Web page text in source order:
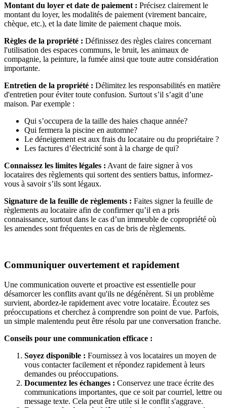
Montant du loyer et date de paiement : Précisez clairement le
montant du loyer, les modalités de paiement (virement bancaire,
chèque, etc.), et la date limite de paiement chaque mois.
Règles de la propriété : Définissez des règles claires concernant
l'utilisation des espaces communs, le bruit, les animaux de
compagnie, la peinture, la fumée ainsi que toute autre considération
importante.
Entretien de la propriété : Délimitez les responsabilités en matière
d'entretien pour éviter toute confusion. Surtout s’il s’agit d’une
maison. Par exemple :
Qui s’occupera de la taille des haies chaque année?
Qui fermera la piscine en automne?
Le déneigement est aux frais du locataire ou du propriétaire ?
Les factures d’électricité sont à la charge de qui?
Connaissez les limites légales : Avant de faire signer à vos
locataires des règlements qui sortent des sentiers battus, informez-
vous à savoir s’ils sont légaux.
Signature de la feuille de règlements : Faites signer la feuille de
règlements au locataire afin de confirmer qu’il en a pris
connaissance, surtout dans le cas d’un immeuble de copropriété où
les amendes sont fréquentes en cas de bris de règlements.
Communiquer ouvertement et rapidement
Une communication ouverte et proactive est essentielle pour
désamorcer les conflits avant qu'ils ne dégénèrent. Si un problème
survient, abordez-le rapidement avec votre locataire. Écoutez ses
préoccupations et cherchez à comprendre son point de vue. Parfois,
un simple malentendu peut être résolu par une conversation franche.
Conseils pour une communication efficace :
Soyez disponible : Fournissez à vos locataires un moyen de
vous contacter facilement et répondez rapidement à leurs
demandes ou préoccupations.
Documentez les échanges : Conservez une trace écrite des
communications importantes, que ce soit par courriel, lettre ou
message texte. Cela peut être utile si le conflit s'aggrave.